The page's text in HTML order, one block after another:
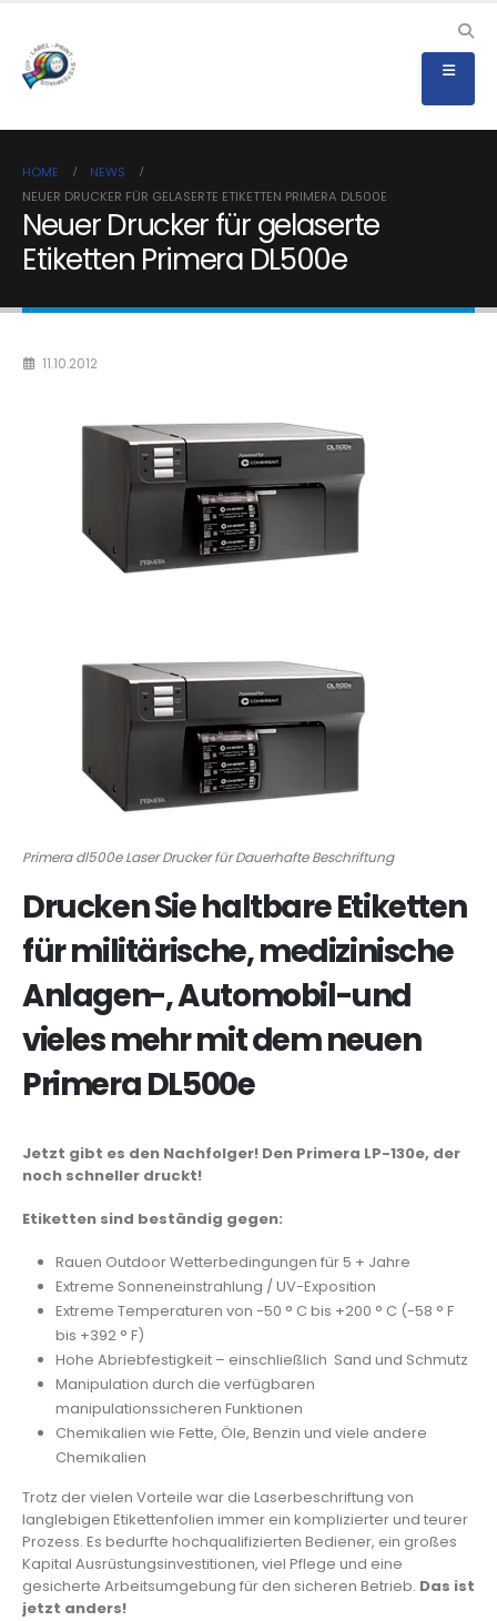
HOME
NEWS
NEUER DRUCKER FÜR GELASERTE ETIKETTEN PRIMERA DL500E
Neuer Drucker für gelaserte
Etiketten Primera DL500e
11.10.2012
Primera dl500e Laser Drucker für Dauerhafte Beschriftung
Drucken Sie haltbare Etiketten
für militärische, medizinische
Anlagen-, Automobil-und
vieles mehr mit dem neuen
Primera DL500e
Jetzt gibt es den Nachfolger! Den Primera LP-130e, der
noch schneller druckt!
Etiketten sind beständig gegen:
Rauen Outdoor Wetterbedingungen für 5 + Jahre
Extreme Sonneneinstrahlung / UV-Exposition
Extreme Temperaturen von -50 ° C bis +200 ° C (-58 ° F
bis +392 ° F)
Hohe Abriebfestigkeit – einschließlich Sand und Schmutz
Manipulation durch die verfügbaren
manipulationssicheren Funktionen
Chemikalien wie Fette, Öle, Benzin und viele andere
Chemikalien
Trotz der vielen Vorteile war die Laserbeschriftung von
langlebigen Etikettenfolien immer ein komplizierter und teurer
Prozess. Es bedurfte hochqualifizierten Bediener, ein großes
Kapital Ausrüstungsinvestitionen, viel Pflege und eine
gesicherte Arbeitsumgebung für den sicheren Betrieb. Das ist
jetzt anders!